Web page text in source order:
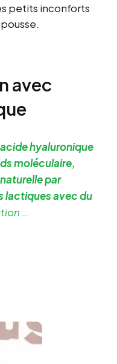
petits inconforts
avec
hyaluronique
moléculaire,
par
lactiques avec du
…